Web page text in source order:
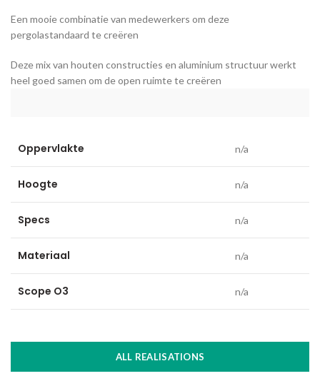
Een mooie combinatie van medewerkers om deze
pergolastandaard te creëren
Deze mix van houten constructies en aluminium structuur werkt
heel goed samen om de open ruimte te creëren
Oppervlakte n/a
Hoogte n/a
Specs n/a
Materiaal n/a
Scope O3 n/a
ALL REALISATIONS